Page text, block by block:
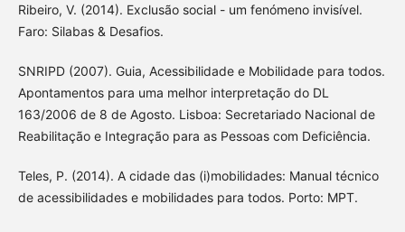
Ribeiro, V. (2014). Exclusão social - um fenómeno invisível.
Faro: Silabas & Desafios.
SNRIPD (2007). Guia, Acessibilidade e Mobilidade para todos.
Apontamentos para uma melhor interpretação do DL
163/2006 de 8 de Agosto. Lisboa: Secretariado Nacional de
Reabilitação e Integração para as Pessoas com Deficiência.
Teles, P. (2014). A cidade das (i)mobilidades: Manual técnico
de acessibilidades e mobilidades para todos. Porto: MPT.